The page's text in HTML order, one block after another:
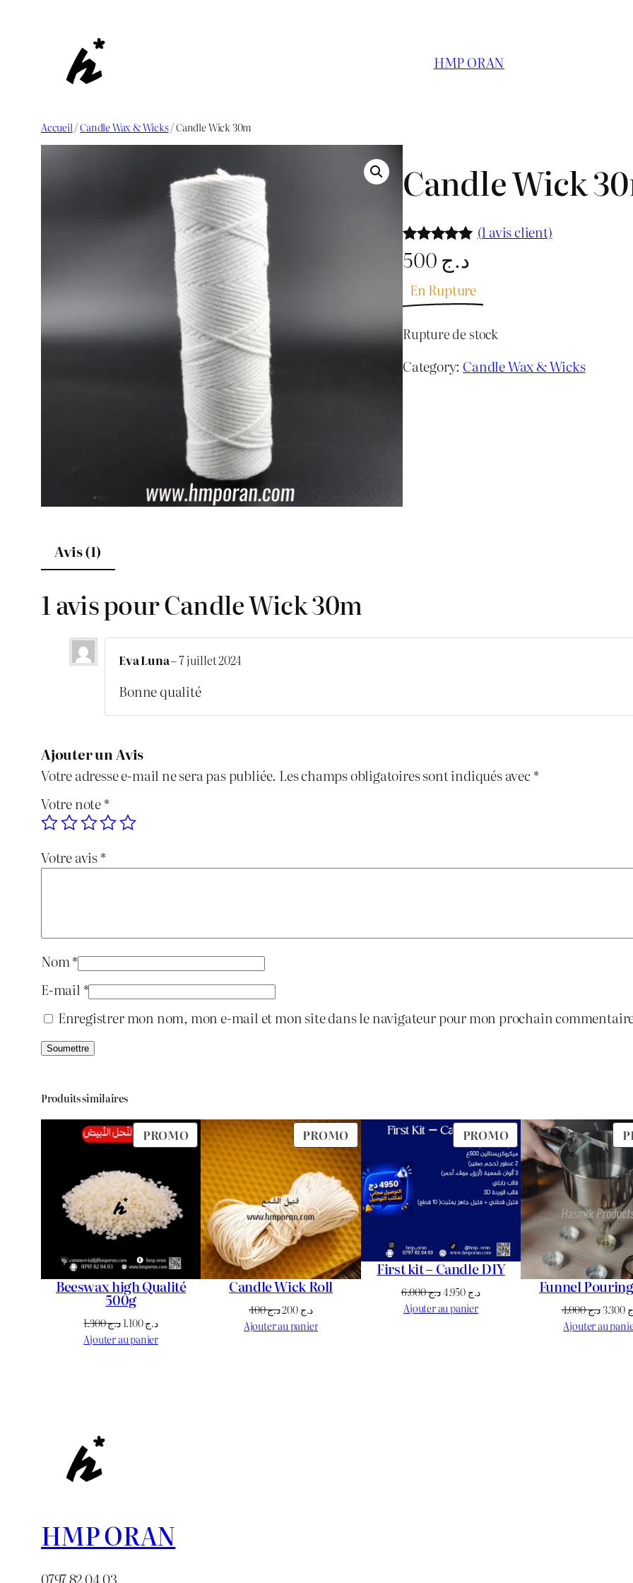
HMP ORAN
Accueil/Candle Wax & Wicks/ Candle Wick 30m
Candle Wick
Noté5.00
basé sur
1
client
(1 avis client)
د.ج
En Rupture
Rupture de stock
Category: Candle Wax & Wicks
Avis (1)
1 avis pourCandle Wick 30m
Eva Luna–7 juillet 2024
Bonne qualité
Ajouter un Avis
Votre adresse e-mail ne sera pas publiée. Les champs obligatoires sont indiqués avec *
Votre note*
Votre avis*
Nom*
E-mail *
Enregistrer mon nom, mon e-mail et mon site dans le navigateur pour mon prochain
Produits similaires
PROMOPRODUIT
EN
PROMOTION
Beeswax high Qualité
500g
د.ج1.300
Le
prix
د.ج1.100
Le
prix
Ajouter au panier
PROMOPRODUIT
EN
PROMOTION
Candle Wick Roll
د.ج400
Le
prix
د.ج200
Le
prix
Ajouter au panier
PROMOPRODUIT
EN
PROMOTION
First kit – Candle DIY
د.ج6.000
Le
prix
د.ج4.950
Le
Ajouter au panier
Funnel
د.ج4.000
Le
prix
3.300
Ajouter au
HMP ORAN
0797 82 04 03